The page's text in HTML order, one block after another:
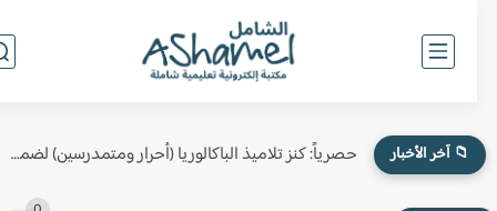
📁 آخر الأخبار حصرياً: كنز تلاميذ الباكالوريا (أحرار ومتمدرسين) لضمان النقطة الكاملة في...